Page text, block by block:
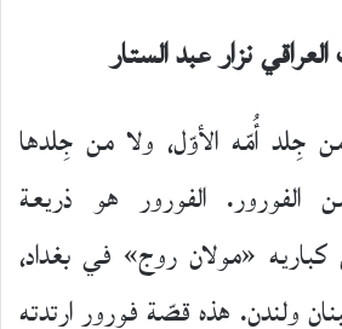
نزار عبد الستار
أُمّه الأوّل، ولا من جِلدها
الفورور. الفورور هو ذريعة
«مولان روج» في بغداد،
ولندن. هذه قصّة فورور ارتدته